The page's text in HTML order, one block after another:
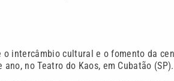
o intercâmbio cultural e o fomento da
no Teatro do Kaos, em Cubatão (SP).